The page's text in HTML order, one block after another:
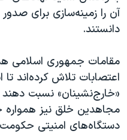
آن را زمینه‌سازی برای
دانستند.
مقامات جمهوری اسلامی
اعتصابات تلاش کرده‌اند تا
«خارج‌نشینان» نسبت دهند
مجاهدین خلق نیز
دستگاه‌های امنیتی